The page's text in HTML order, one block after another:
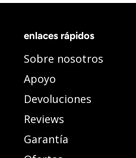
enlaces rápidos
Sobre nosotros
Apoyo
Devoluciones
Reviews
Garantía